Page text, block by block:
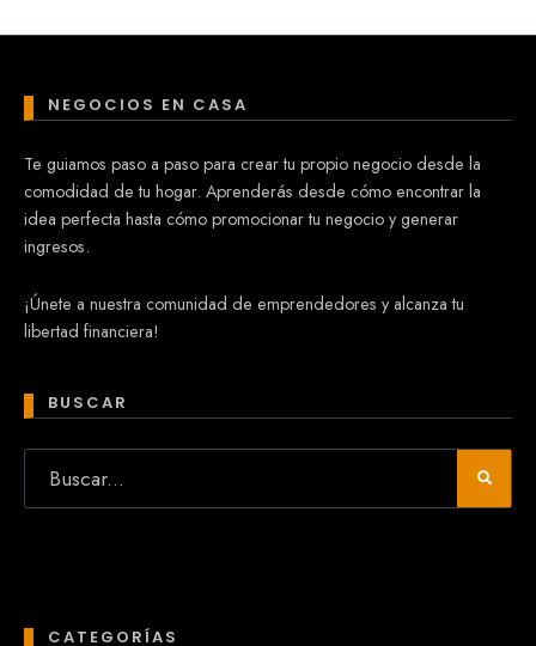
NEGOCIOS EN CASA
Te guiamos paso a paso para crear tu propio negocio desde la
comodidad de tu hogar. Aprenderás desde cómo encontrar la
idea perfecta hasta cómo promocionar tu negocio y generar
ingresos.
¡Únete a nuestra comunidad de emprendedores y alcanza tu
libertad financiera!
BUSCAR
CATEGORÍAS